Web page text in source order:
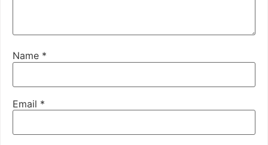
Name *
Email *